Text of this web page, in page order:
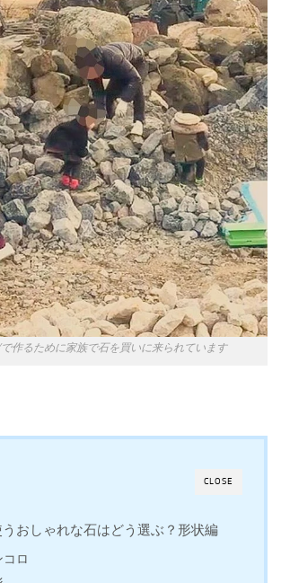
で作るために家族で石を買いに来られています
CLOSE
おしゃれな石はどう選ぶ？形状編
コロ